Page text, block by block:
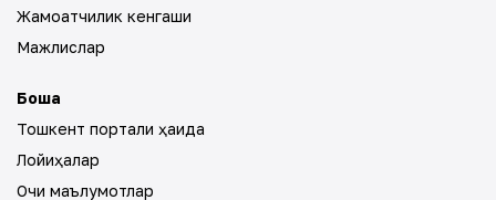
Жамоатчилик кенгаши
Мажлислар
Бошқа
Тошкент портали ҳақида
Лойиҳалар
Очиқ маълумотлар